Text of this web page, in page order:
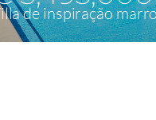
de inspiração